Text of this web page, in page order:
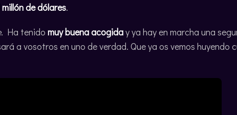
millón de dólares.
. Ha tenido muy buena acogiday ya hay en marcha una
a vosotros en uno de verdad. Que ya os vemos huyendo